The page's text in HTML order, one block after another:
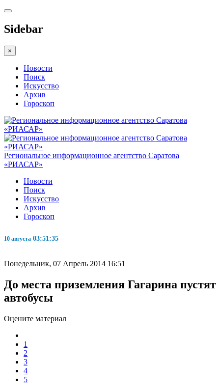
Sidebar
×
Новости
Поиск
Искусство
Архив
Гороскоп
Региональное информационное агентство Саратова
«РИАСАР»
Новости
Поиск
Искусство
Архив
Гороскоп
10 августа 03:51:35
Понедельник, 07 Апрель 2014 16:51
До места приземления Гагарина пустят
автобусы
Оцените материал
1
2
3
4
5